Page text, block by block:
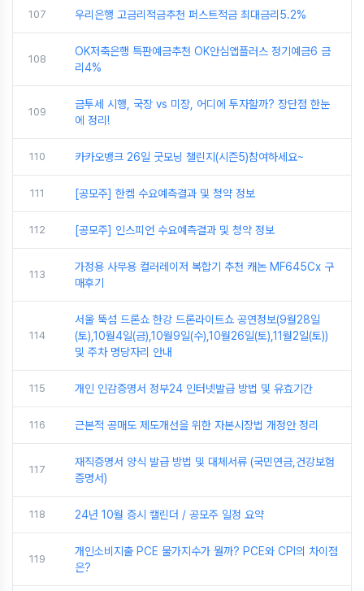
107 우리은행 고금리적금추천 퍼스트적금 최대금리5.2%
108
OK저축은행 특판예금추천 OK안심앱플러스 정기예금6 금
리4%
109
금투세 시행, 국장 vs 미장, 어디에 투자할까? 장단점 한눈
에 정리!
110 카카오뱅크 26일 굿모닝 챌린지(시즌5)참여하세요~
111 [공모주] 한켐 수요예측결과 및 청약 정보
112 [공모주] 인스피언 수요예측결과 및 청약 정보
113
가정용 사무용 컬러레이저 복합기 추천 캐논 MF645Cx 구
매후기
114
서울 뚝섬 드론쇼 한강 드론라이트쇼 공연정보(9월28일
(토),10월4일(금),10월9일(수),10월26일(토),11월2일(토))
및 주차 명당자리 안내
115 개인 인감증명서 정부24 인터넷발급 방법 및 유효기간
116 근본적 공매도 제도개선을 위한 자본시장법 개정안 정리
117
재직증명서 양식 발급 방법 및 대체서류 (국민연금,건강보험
증명서)
118 24년 10월 증시 캘린더 / 공모주 일정 요약
119
개인소비지출 PCE 물가지수가 뭘까? PCE와 CPI의 차이점
은?